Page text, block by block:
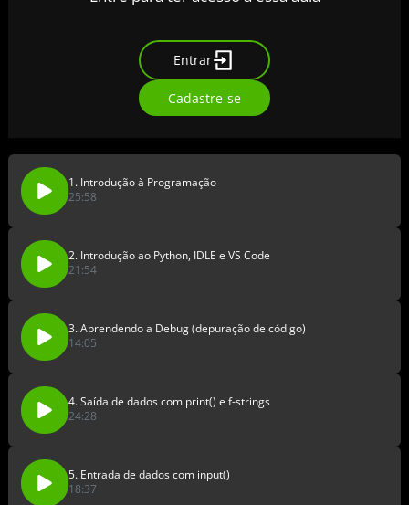
Entrar
Cadastre-se
1. Introdução à Programação
25:58
2. Introdução ao Python, IDLE e VS Code
21:54
3. Aprendendo a Debug (depuração de código)
14:05
4. Saída de dados com print() e f-strings
24:28
5. Entrada de dados com input()
18:37